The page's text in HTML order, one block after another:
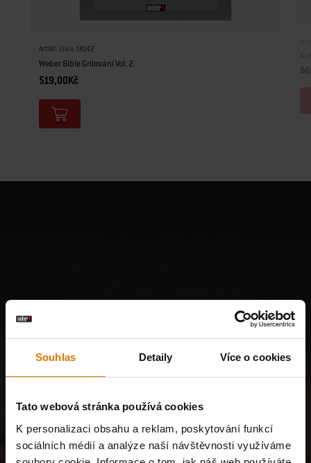
Souhlas Detaily Více o cookies
Tato webová stránka používá cookies
K personalizaci obsahu a reklam, poskytování funkcí
sociálních médií a analýze naší návštěvnosti využíváme
Artikl. číslo 18142
Weber Bible Grilování Vol. 2
519,00Kč